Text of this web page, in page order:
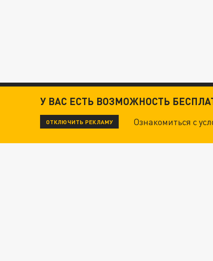
У ВАС ЕСТЬ ВОЗМОЖНОСТЬ
ОТКЛЮЧИТЬ РЕКЛАМУ Ознакомиться с